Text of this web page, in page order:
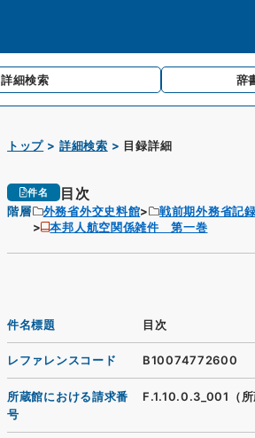
詳細検索 辞
トップ 詳細検索 目録詳細
件名 目次
階層 外務省外交史料館 戦前期外務省記
本邦人航空関係雑件 第一巻
件名標題 目次
レファレンスコード B10074772600
所蔵館における請求番
号
F.1.10.0.3_001（所